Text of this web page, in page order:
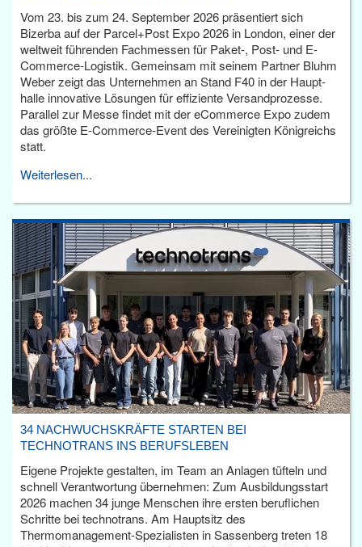
Vom 23. bis zum 24. September 2026 präsentiert sich
Bizerba auf der Parcel+Post Expo 2026 in London, einer der
weltweit führenden Fachmessen für Paket-, Post- und E-
Commerce-Logistik. Gemeinsam mit seinem Partner Bluhm
Weber zeigt das Unternehmen an Stand F40 in der Haupt­
halle innovative Lösungen für effiziente Versandprozesse.
Parallel zur Messe findet mit der eCommerce Expo zudem
das größte E-Commerce-Event des Vereinigten Königreichs
statt.
Weiterlesen...
34 NACHWUCHSKRÄFTE STARTEN BEI
TECHNOTRANS INS BERUFSLEBEN
Eigene Projekte gestalten, im Team an Anlagen tüfteln und
schnell Verantwortung übernehmen: Zum Ausbildungsstart
2026 machen 34 junge Menschen ihre ersten beruflichen
Schritte bei technotrans. Am Hauptsitz des
Thermomanagement-Spezialisten in Sassenberg treten 18